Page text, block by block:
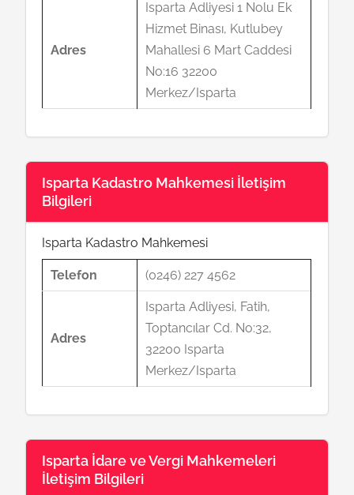
Adres
Isparta Adliyesi 1 Nolu Ek
Hizmet Binası, Kutlubey
Mahallesi 6 Mart Caddesi
No:16 32200
Merkez/Isparta
Isparta Kadastro Mahkemesi İletişim
Bilgileri
Isparta Kadastro Mahkemesi
Telefon (0246) 227 4562
Adres
Isparta Adliyesi, Fatih,
Toptancılar Cd. No:32,
32200 Isparta
Merkez/Isparta
Isparta İdare ve Vergi Mahkemeleri
İletişim Bilgileri